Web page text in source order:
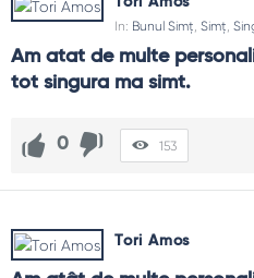
In: Bunul Simț, Simț,
Am atat de multe
tot singura ma simt.
0 153
Tori Amos